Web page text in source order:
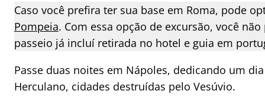
Caso você prefira ter sua base em Roma, pode
Pompeia. Com essa opção de excursão, você
passeio já incluí retirada no hotel e guia em
Passe duas noites em Nápoles, dedicando um
Herculano, cidades destruídas pelo Vesúvio.